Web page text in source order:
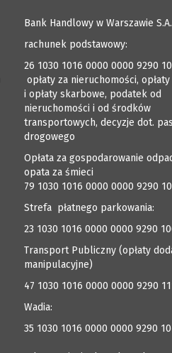
Bank Handlowy w Warszawie S.A.
rachunek podstawowy:
26 1030 1016 0000 0000 9290
opłaty za nieruchomości,
i opłaty skarbowe, podatek od
nieruchomości i od środków
transportowych, decyzje dot.
drogowego
Opłata za gospodarowanie
opata za śmieci
79 1030 1016 0000 0000 9290
Strefa płatnego parkowania:
23 1030 1016 0000 0000 9290
Transport Publiczny (opłaty
manipulacyjne)
47 1030 1016 0000 0000 9290
Wadia:
35 1030 1016 0000 0000 9290